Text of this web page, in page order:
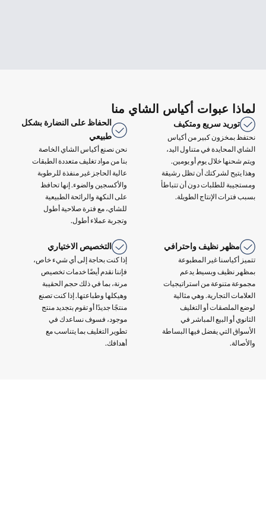
لماذا عبوات أكياس الشاي منا
توريد سريع ومتكيف
نحتفظ بمخزون كبير من أكياس
الشاي المحايدة في متناول اليد،
ويتم شحنها خلال يوم أو يومين.
وهذا يتيح لشركتك أن تظل رشيقة
ومستجيبة للطلبات دون أن تتباطأ
بسبب فترات الإنتاج الطويلة.
الحفاظ على النضارة بشكل
طبيعي
نحن نصنع أكياس الشاي الخاصة
بنا من مواد تغليف متعددة الطبقات
عالية الحاجز غير منفذة للرطوبة
والأكسجين والضوء. إنها تحافظ
على النكهة والرائحة الطبيعية
للشاي، مع فترة صلاحية أطول
وتجربة عملاء أطول.
مظهر نظيف واحترافي
تتميز أكياسنا غير المطبوعة
بمظهر نظيف وبسيط يدعم
مجموعة متنوعة من استراتيجيات
العلامات التجارية. وهي مثالية
لوضع الملصقات أو التغليف
الثانوي أو البيع المباشر في
الأسواق التي يفضل فيها البساطة
والأصالة.
التخصيص الاختياري
إذا كنت بحاجة إلى أي شيء خاص،
فإننا نقدم أيضًا خدمات تخصيص
مرنة، بما في ذلك حجم الحقيبة
وهيكلها وطباعتها. إذا كنت تصنع
منتجًا جديدًا أو تقوم بتجديد منتج
موجود، فسوف نساعدك في
تطوير التغليف بما يتناسب مع
أهدافك.